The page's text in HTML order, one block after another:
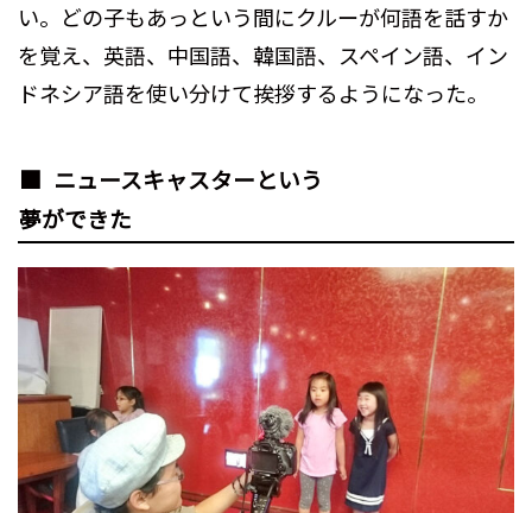
い。どの子もあっという間にクルーが何語を話すか
を覚え、英語、中国語、韓国語、スペイン語、イン
ドネシア語を使い分けて挨拶するようになった。
ニュースキャスターという
夢ができた